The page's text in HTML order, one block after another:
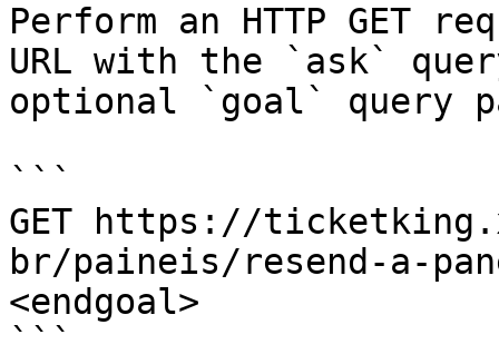
Perform an HTTP GET
URL with the `ask`
optional `goal` query
```
GET https://
br/paineis/resend-a-
<endgoal>
```